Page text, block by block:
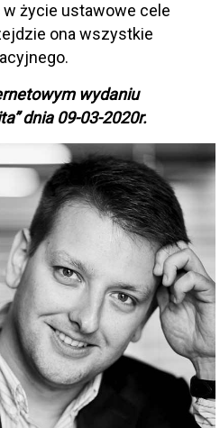
życie ustawowe cele
ona wszystkie
wydaniu
dnia 09-03-2020r.